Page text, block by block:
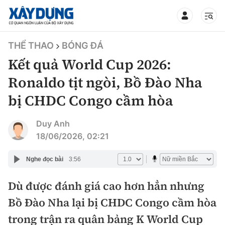
TIN BỘ XÂY DỰNG
CHUYÊN MỤC
Mới nhất
Thời sự
Chính trị
Xã hội
Xây dựng
Chỉ đạo điều hành
Giao thông
THỂ THAO BÓNG ĐÁ
Kết quả World Cup 2026:
Ronaldo tịt ngòi, Bồ Đào Nha
bị CHDC Congo cầm hòa
Duy Anh
18/06/2026, 02:21
Nghe đọc bài 3:56
Dù được đánh giá cao hơn hẳn nhưng
Bồ Đào Nha lại bị CHDC Congo cầm hòa
trong trận ra quân bảng K World Cup